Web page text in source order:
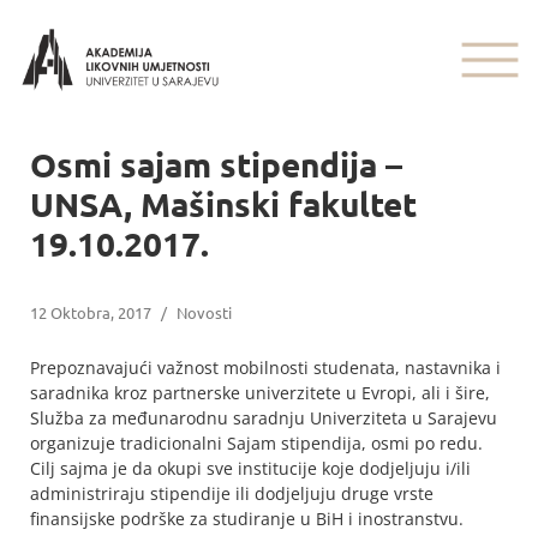
Osmi sajam stipendija –
UNSA, Mašinski fakultet
19.10.2017.
12 Oktobra, 2017 / Novosti
Prepoznavajući važnost mobilnosti studenata, nastavnika i
saradnika kroz partnerske univerzitete u Evropi, ali i šire,
Služba za međunarodnu saradnju Univerziteta u Sarajevu
organizuje tradicionalni Sajam stipendija, osmi po redu.
Cilj sajma je da okupi sve institucije koje dodjeljuju i/ili
administriraju stipendije ili dodjeljuju druge vrste
finansijske podrške za studiranje u BiH i inostranstvu.